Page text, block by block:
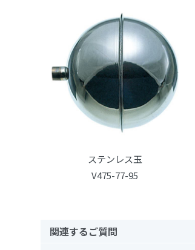
ステンレス玉
V475-77-95
関連するご質問